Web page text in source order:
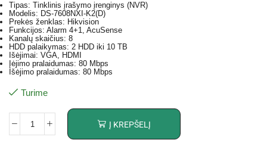
Tipas: Tinklinis įrašymo įrenginys (NVR)
Modelis: DS-7608NXI-K2(D)
Prekės ženklas: Hikvision
Funkcijos: Alarm 4+1, AcuSense
Kanalų skaičius: 8
HDD palaikymas: 2 HDD iki 10 TB
Išėjimai: VGA, HDMI
Įėjimo pralaidumas: 80 Mbps
Išėjimo pralaidumas: 80 Mbps
Turime
Į KREPŠELĮ